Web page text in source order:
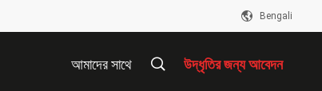
Bengali
আমাদের সাথে উদ্ধৃতির জন্য আবেদন